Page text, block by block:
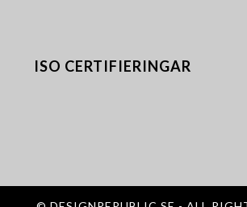
ISO CERTIFIERINGAR